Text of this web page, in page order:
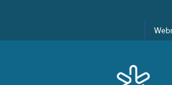
Formulário de